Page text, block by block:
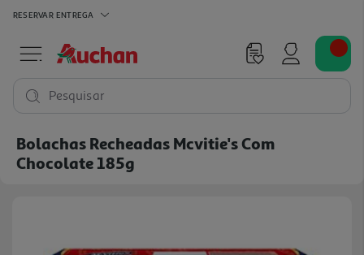
RESERVAR ENTREGA
Pesquisar
Bolachas Recheadas Mcvitie's Com
Chocolate 185g